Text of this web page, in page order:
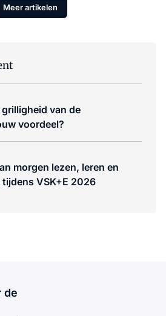
Meer artikelen
van de
voordeel?
morgen lezen, leren en
VSK+E 2026
de